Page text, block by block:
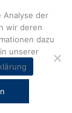
Analyse der
wir deren
dazu
unserer